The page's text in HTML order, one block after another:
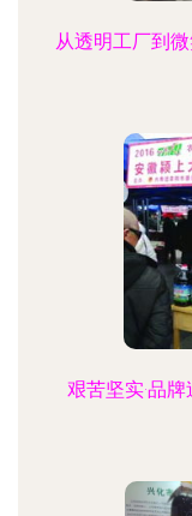
从透明工厂到
艰苦坚实·品